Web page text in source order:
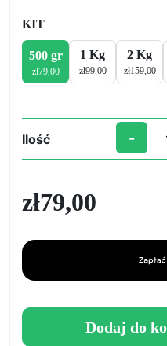
KIT
500 gr
zł79,00
1 Kg
zł99,00
2 Kg
zł159,00
Ilość
ilość
Żywica
–
do
Gotowa
-
zł79,00
Dodaj do